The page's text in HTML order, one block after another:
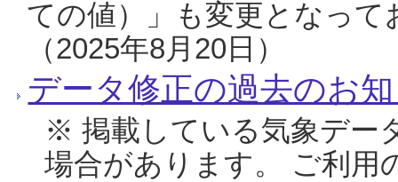
ての値）」も変更となっ
（2025年8月20日）
データ修正の過去のお
※ 掲載している気象デー
場合があります。 ご利用